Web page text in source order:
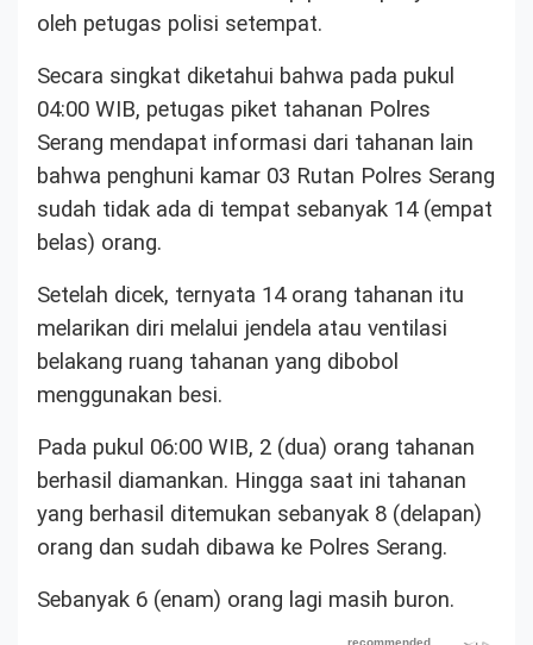
oleh petugas polisi setempat.
Secara singkat diketahui bahwa pada pukul
04:00 WIB, petugas piket tahanan Polres
Serang mendapat informasi dari tahanan lain
bahwa penghuni kamar 03 Rutan Polres Serang
sudah tidak ada di tempat sebanyak 14 (empat
belas) orang.
Setelah dicek, ternyata 14 orang tahanan itu
melarikan diri melalui jendela atau ventilasi
belakang ruang tahanan yang dibobol
menggunakan besi.
Pada pukul 06:00 WIB, 2 (dua) orang tahanan
berhasil diamankan. Hingga saat ini tahanan
yang berhasil ditemukan sebanyak 8 (delapan)
orang dan sudah dibawa ke Polres Serang.
Sebanyak 6 (enam) orang lagi masih buron.